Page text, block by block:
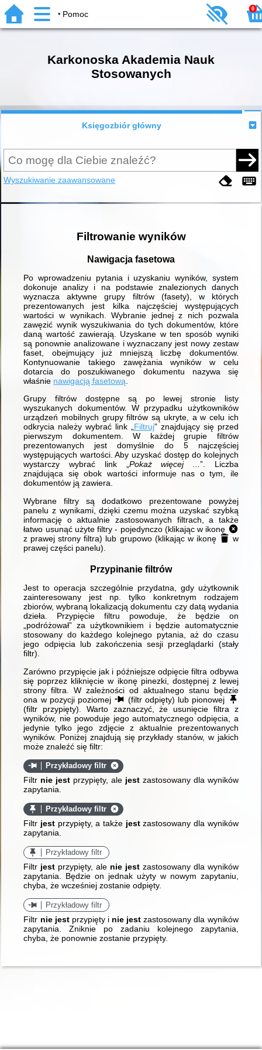
Pomoc
0
Karkonoska Akademia Nauk
Stosowanych
Księgozbiór główny
Wyszukiwanie zaawansowane
Filtrowanie wyników
Nawigacja fasetowa
Po wprowadzeniu pytania i uzyskaniu wyników, system
dokonuje analizy i na podstawie znalezionych danych
wyznacza aktywne grupy filtrów (fasety), w których
prezentowanych jest kilka najczęściej występujących
wartości w wynikach. Wybranie jednej z nich pozwala
zawęzić wynik wyszukiwania do tych dokumentów, które
daną wartość zawierają. Uzyskane w ten sposób wyniki
są ponownie analizowane i wyznaczany jest nowy zestaw
faset, obejmujący już mniejszą liczbę dokumentów.
Kontynuowanie takiego zawężania wyników w celu
dotarcia do poszukiwanego dokumentu nazywa się
właśnie nawigacją fasetową
Grupy filtrów dostępne są po lewej stronie listy
wyszukanych dokumentów. W przypadku użytkowników
urządzeń mobilnych grupy filtrów są ukryte, a w celu ich
odkrycia należy wybrać link „Filtruj” znajdujący się przed
pierwszym dokumentem. W każdej grupie filtrów
prezentowanych jest domyślnie do 5 najczęściej
występujących wartości. Aby uzyskać dostęp do kolejnych
wystarczy wybrać link „Pokaż więcej ...”. Liczba
znajdująca się obok wartości informuje nas o tym, ile
dokumentów ją zawiera.
Wybrane filtry są dodatkowo prezentowane powyżej
panelu z wynikami, dzięki czemu można uzyskać szybką
informację o aktualnie zastosowanych filtrach, a także
łatwo usunąć użyte filtry - pojedynczo (klikając w ikonę
z prawej strony filtra) lub grupowo (klikając w ikonę
w
prawej części panelu).
Przypinanie filtrów
Jest to operacja szczególnie przydatna, gdy użytkownik
zainteresowany jest np. tylko konkretnym rodzajem
zbiorów, wybraną lokalizacją dokumentu czy datą wydania
dzieła. Przypięcie filtru powoduje, że będzie on
„podróżował” za użytkownikiem i będzie automatycznie
stosowany do każdego kolejnego pytania, aż do czasu
jego odpięcia lub zakończenia sesji przeglądarki (stały
filtr).
Zarówno przypięcie jak i późniejsze odpięcie filtra odbywa
się poprzez kliknięcie w ikonę pinezki, dostępnej z lewej
strony filtra. W zależności od aktualnego stanu będzie
ona w pozycji poziomej
(filtr odpięty) lub pionowej
(filtr przypięty). Warto zaznaczyć, że usunięcie filtra z
wyników, nie powoduje jego automatycznego odpięcia, a
jedynie tylko jego zdjęcie z aktualnie prezentowanych
wyników. Poniżej znajdują się przykłady stanów, w jakich
może znaleźć się filtr:
Przykładowy filtr
Filtr nie jest przypięty, ale jestzastosowany dla wyników
zapytania.
Przykładowy filtr
Filtr jest przypięty, a także jestzastosowany dla wyników
zapytania.
Przykładowy filtr
Filtr jest przypięty, ale nie jestzastosowany dla wyników
zapytania. Będzie on jednak użyty w nowym zapytaniu,
chyba, że wcześniej zostanie odpięty.
Przykładowy filtr
Filtr nie jestprzypięty i nie jest zastosowany dla wyników
zapytania. Zniknie po zadaniu kolejnego zapytania,
chyba, że ponownie zostanie przypięty.